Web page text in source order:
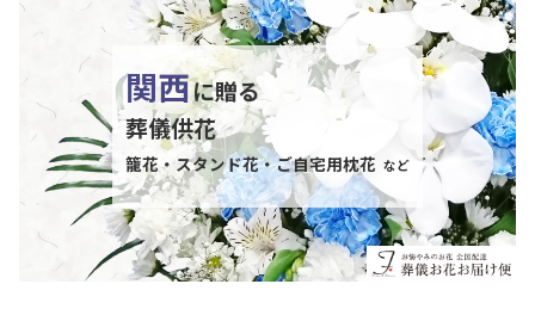
関西に贈る
葬儀供花
籠花・スタンド花・ご自宅用枕花 など